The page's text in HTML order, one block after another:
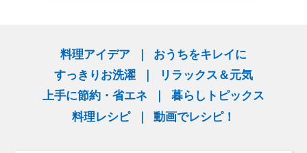
料理アイデア
おうちをキレイに
すっきりお洗濯
リラックス＆元気
上手に節約・省エネ
暮らしトピックス
料理レシピ
動画でレシピ！